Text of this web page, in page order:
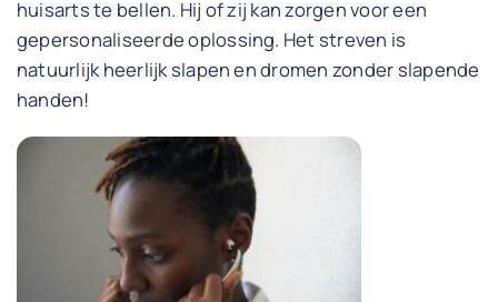
huisarts te bellen. Hij of zij kan zorgen voor een
gepersonaliseerde oplossing. Het streven is
natuurlijk heerlijk slapen en dromen zonder slapende
handen!